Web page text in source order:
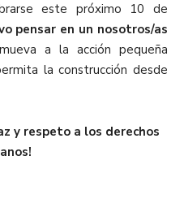
este próximo 10 de
pensar en un nosotros/as
a la acción pequeña
la construcción desde
y respeto a los derechos